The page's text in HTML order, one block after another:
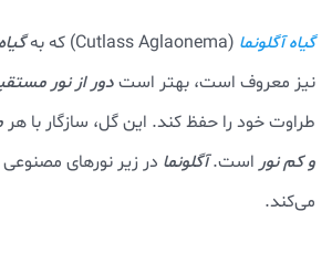
گیاه آگلونما (Cutlass Aglaonema) که به
نیز معروف است، بهتر استدور از نور
طراوت خود را حفظ کند. این گل، سازگار با هر
و کم نور است.آگلونما در زیر نورهای
می‌کند.